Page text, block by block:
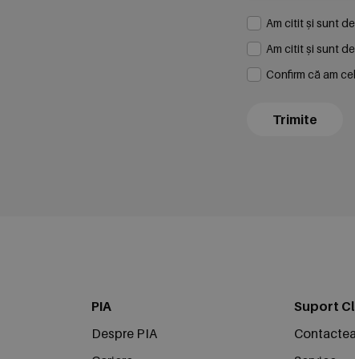
Am citit și sunt
Am citit și sunt
Confirm că am
Trimite
PIA
Despre PIA
Suport